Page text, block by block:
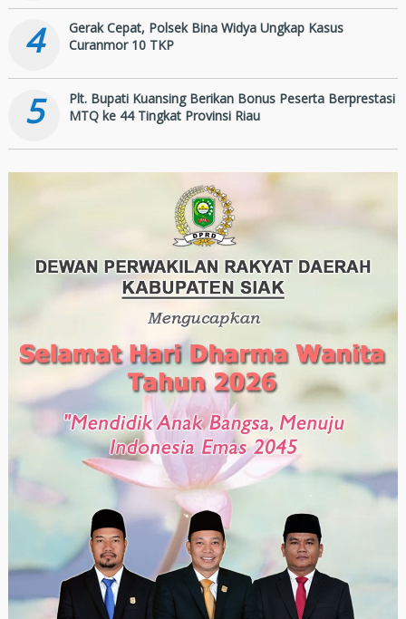
4
Gerak Cepat, Polsek Bina Widya Ungkap Kasus
Curanmor 10 TKP
5
Plt. Bupati Kuansing Berikan Bonus Peserta Berprestasi
MTQ ke 44 Tingkat Provinsi Riau